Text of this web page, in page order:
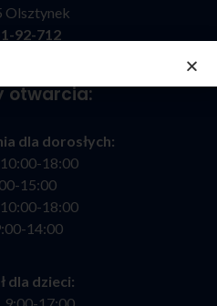
Olsztynek
92-712
otwarcia:
dla dorosłych:
18:00
15:00
18:00
14:00
dla dzieci: